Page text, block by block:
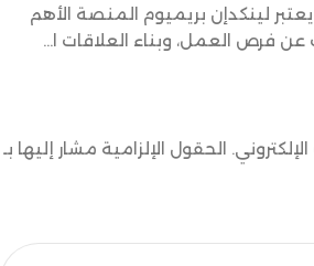
لينكدإن بريميوم المنصة الأهم
عن فرص العمل، وبناء العلاقات ا...
الحقول الإلزامية مشار إليها بـ